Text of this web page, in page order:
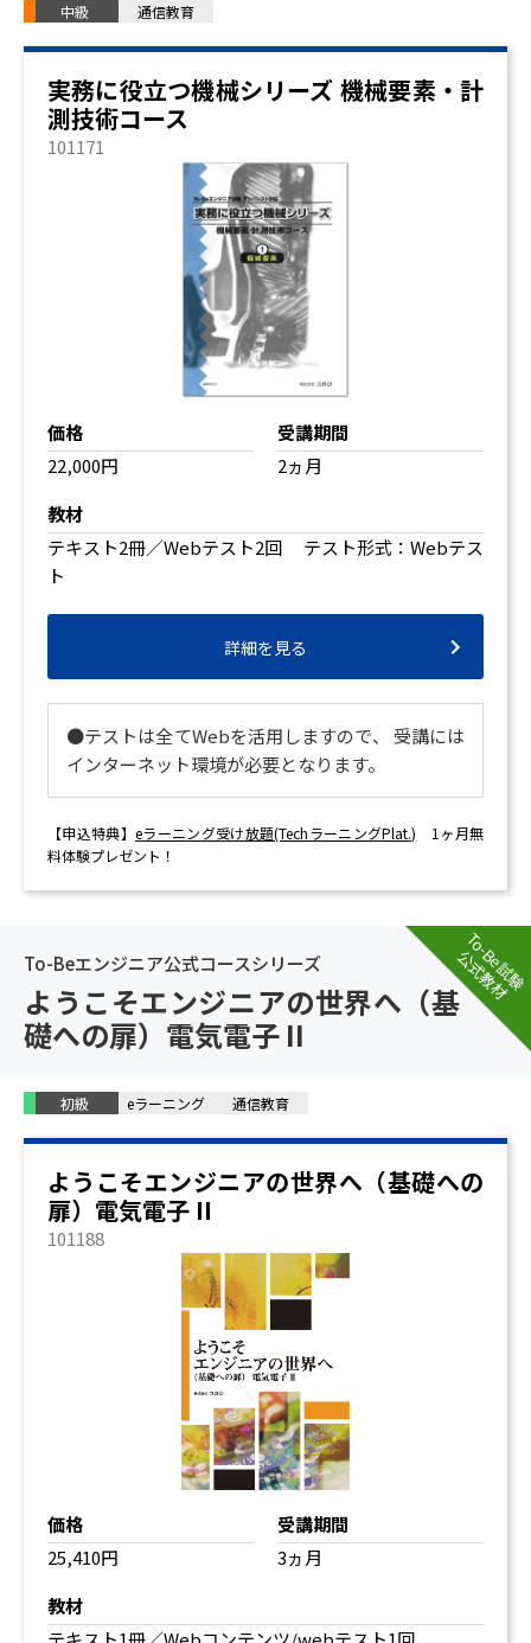
中級 通信教育
実務に役立つ機械シリーズ 機械要素・計
測技術コース
101171
価格
22,000円
受講期間
2ヵ月
教材
テキスト2冊／Webテスト2回 テスト形式：Webテス
ト
詳細を見る
●テストは全てWebを活用しますので、 受講には
インターネット環境が必要となります。
【申込特典】 eラーニング受け放題(TechラーニングPlat.) 1ヶ月無
料体験プレゼント！
To-Beエンジニア公式コースシリーズ
ようこそエンジニアの世界へ（基
礎への扉）電気電子 II
To-Be試験
公式教材
初級 eラーニング 通信教育
ようこそエンジニアの世界へ（基礎への
扉）電気電子 II
101188
価格
25,410円
受講期間
3ヵ月
教材